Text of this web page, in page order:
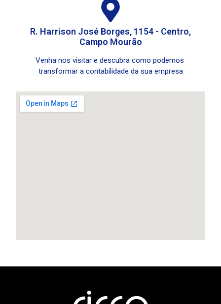
R. Harrison José Borges, 1154 - Centro,
Campo Mourão
Venha nos visitar e descubra como podemos
transformar a contabilidade da sua empresa